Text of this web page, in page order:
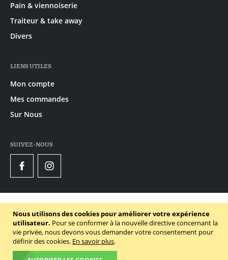
Nous utilisons des cookies pour améliorer votre expérience
utilisateur. Pour se conformer à la nouvelle directive concernant la
vie privée, nous devons vous demander votre consentement pour
définir des cookies. En savoir plus.
Pain & viennoiserie
Traiteur & take away
Divers
LIENS UTILES
Mon compte
Mes commandes
Sur Nous
SUIVEZ-NOUS
FacebookInstagram
Politique de confidentialité
Conditions générales